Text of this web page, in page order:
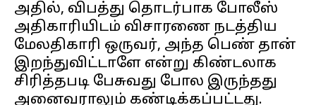
அதில், விபத்து தொடர்பாக போலீஸ்
அதிகாரியிடம் விசாரணை நடத்திய
மேலதிகாரி ஒருவர், அந்த பெண் தான்
இறந்துவிட்டாளே என்று கிண்டலாக
சிரித்தபடி பேசுவது போல இருந்தது